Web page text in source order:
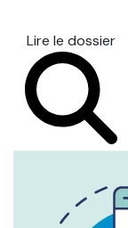
Lire le dossier